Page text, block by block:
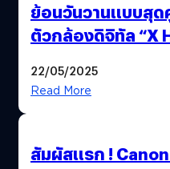
ย้อนวันวานแบบสุด
ตัวกล้องดิจิทัล “X
22/05/2025
Read More
สัมผัสแรก ! Canon